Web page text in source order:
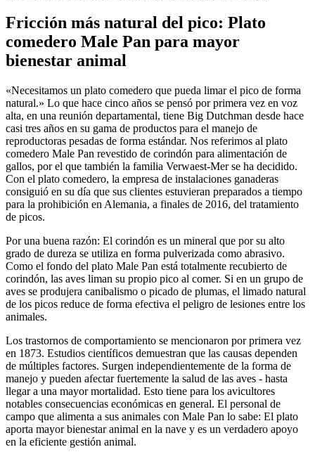
Fricción más natural del pico: Plato
comedero Male Pan para mayor
bienestar animal
«Necesitamos un plato comedero que pueda limar el pico de forma
natural.» Lo que hace cinco años se pensó por primera vez en voz
alta, en una reunión departamental, tiene Big Dutchman desde hace
casi tres años en su gama de productos para el manejo de
reproductoras pesadas de forma estándar. Nos referimos al plato
comedero Male Pan revestido de corindón para alimentación de
gallos, por el que también la familia Verwaest-Mer se ha decidido.
Con el plato comedero, la empresa de instalaciones ganaderas
consiguió en su día que sus clientes estuvieran preparados a tiempo
para la prohibición en Alemania, a finales de 2016, del tratamiento
de picos.
Por una buena razón: El corindón es un mineral que por su alto
grado de dureza se utiliza en forma pulverizada como abrasivo.
Como el fondo del plato Male Pan está totalmente recubierto de
corindón, las aves liman su propio pico al comer. Si en un grupo de
aves se produjera canibalismo o picado de plumas, el limado natural
de los picos reduce de forma efectiva el peligro de lesiones entre los
animales.
Los trastornos de comportamiento se mencionaron por primera vez
en 1873. Estudios científicos demuestran que las causas dependen
de múltiples factores. Surgen independientemente de la forma de
manejo y pueden afectar fuertemente la salud de las aves - hasta
llegar a una mayor mortalidad. Esto tiene para los avicultores
notables consecuencias económicas en general. El personal de
campo que alimenta a sus animales con Male Pan lo sabe: El plato
aporta mayor bienestar animal en la nave y es un verdadero apoyo
en la eficiente gestión animal.